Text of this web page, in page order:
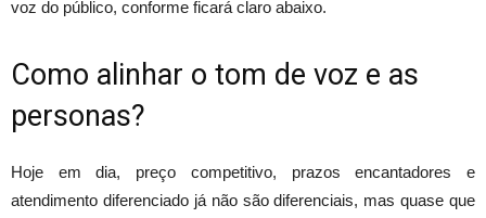
voz do público, conforme ficará claro abaixo.
Como alinhar o tom de voz e as
personas?
Hoje em dia, preço competitivo, prazos encantadores e
atendimento diferenciado já não são diferenciais, mas quase que